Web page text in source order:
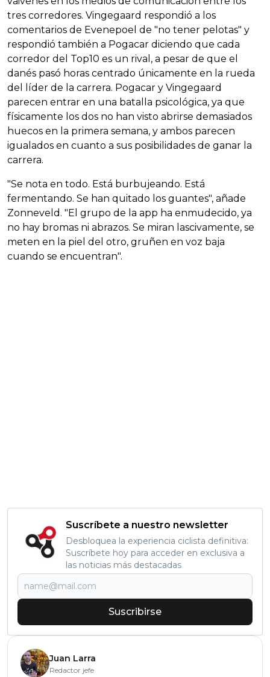
tres corredores. Vingegaard respondió a los
comentarios de Evenepoel de "no tener pelotas" y
respondió también a Pogacar diciendo que cada
corredor del Top10 es un rival, a pesar de que el
danés pasó horas centrado únicamente en la rueda
del líder de la carrera. Pogacar y Vingegaard
parecen entrar en una batalla psicológica, ya que
físicamente los dos no han visto abrirse demasiados
huecos en la primera semana, y ambos parecen
igualados en cuanto a sus posibilidades de ganar la
carrera.
"Se nota en todo. Está burbujeando. Está
fermentando. Se han quitado los guantes", añade
Zonneveld. "El grupo de la app ha enmudecido, ya
no hay bromas ni abrazos. Se miran lascivamente, se
meten en la piel del otro, gruñen en voz baja
cuando se encuentran".
Suscríbete a nuestro newsletter
Desbloquea la experiencia ciclista definitiva:
Suscríbete hoy para acceder en exclusiva a
las noticias más destacadas
Suscribirse
Juan Larra
Redactor jefe